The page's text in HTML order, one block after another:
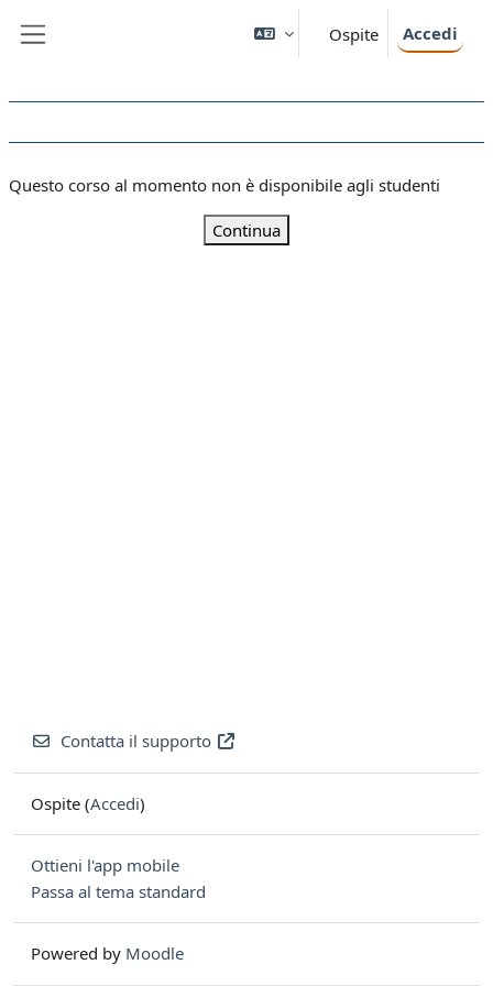
Ospite Accedi
Questo corso al momento non è disponibile agli studenti
Continua
Contatta il supporto
Ospite (Accedi)
Ottieni l'app mobile
Passa al tema standard
Powered by Moodle